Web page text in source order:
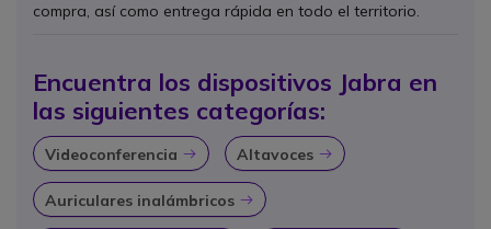
compra, así como entrega rápida en todo el territorio.
Encuentra los dispositivos Jabra en
las siguientes categorías:
Videoconferencia Icon Altavoces Icon
Auriculares inalámbricos Icon